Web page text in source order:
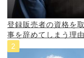
登録販売者の資格を
事を辞めてしまう理由